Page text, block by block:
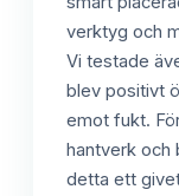
verktyg och
Vi testade
blev positivt
emot fukt.
hantverk och
detta ett